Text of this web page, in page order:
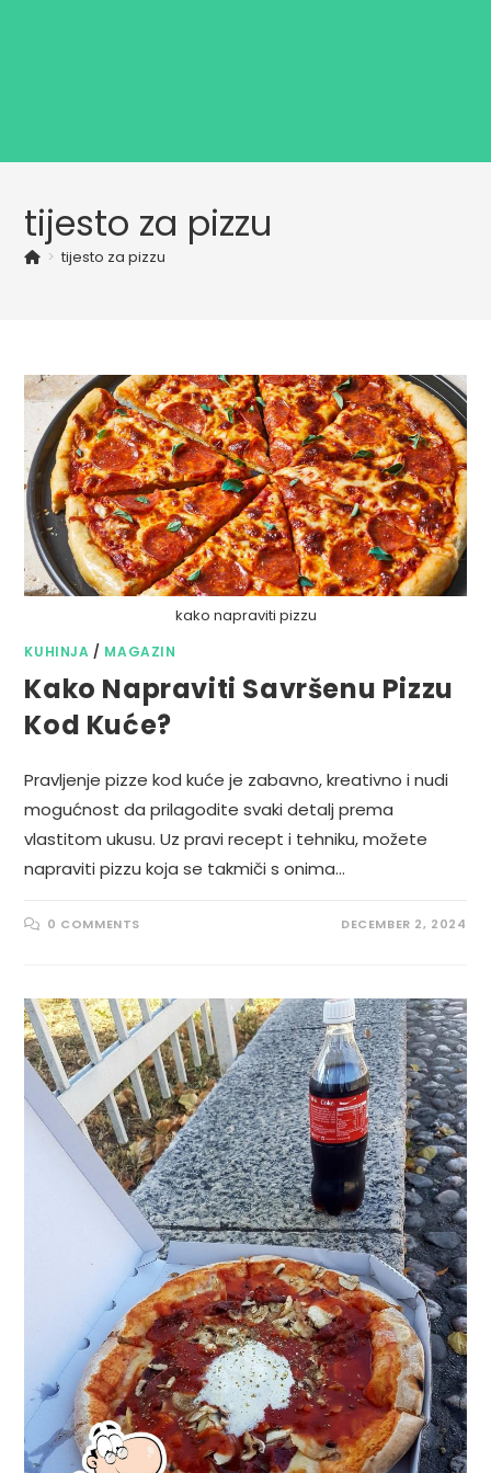
tijesto za pizzu
> tijesto za pizzu
kako napraviti pizzu
KUHINJA / MAGAZIN
Kako Napraviti Savršenu Pizzu
Kod Kuće?
Pravljenje pizze kod kuće je zabavno, kreativno i nudi
mogućnost da prilagodite svaki detalj prema
vlastitom ukusu. Uz pravi recept i tehniku, možete
napraviti pizzu koja se takmiči s onima…
0 COMMENTS DECEMBER 2, 2024